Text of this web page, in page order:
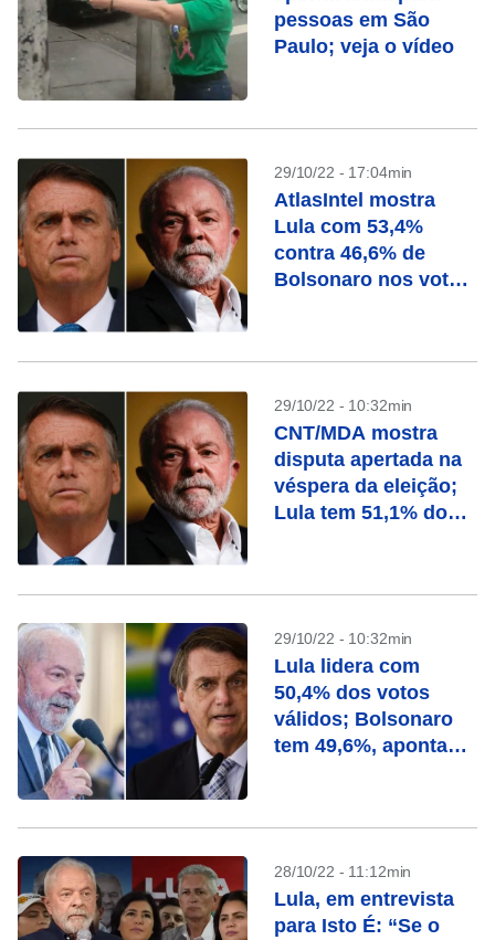
pessoas em São
Paulo; veja o vídeo
29/10/22 - 17:04min
AtlasIntel mostra
Lula com 53,4%
contra 46,6% de
Bolsonaro nos votos
29/10/22 - 10:32min
CNT/MDA mostra
disputa apertada na
véspera da eleição;
Lula tem 51,1% dos
29/10/22 - 10:32min
Lula lidera com
50,4% dos votos
válidos; Bolsonaro
tem 49,6%, aponta
28/10/22 - 11:12min
Lula, em entrevista
para Isto É: “Se o